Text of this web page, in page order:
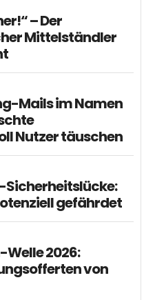
– Der
Mittelständler
Mails im Namen
Nutzer täuschen
Sicherheitslücke:
gefährdet
2026:
von